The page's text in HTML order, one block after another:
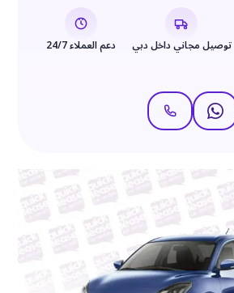
توصيل مجاني داخل دبي دعم العملاء 24/7